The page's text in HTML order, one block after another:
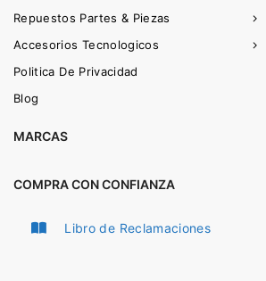
Repuestos Partes & Piezas
Accesorios Tecnologicos
Politica De Privacidad
Blog
MARCAS
COMPRA CON CONFIANZA
Libro de Reclamaciones